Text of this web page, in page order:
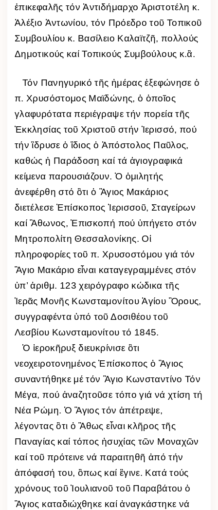
ἐπικεφαλῆς τόν Ἀντιδήμαρχο Ἀριστοτέλη κ.
Ἀλέξιο Ἀντωνίου, τόν Πρόεδρο τοῦ Τοπικοῦ
Συμβουλίου κ. Βασίλειο Καλαϊτζῆ, πολλούς
Δημοτικούς καί Τοπικούς Συμβούλους κ.ἂ.
Τόν Πανηγυρικό τῆς ἡμέρας ἐξεφώνησε ὁ
π. Χρυσόστομος Μαϊδώνης, ὁ ὁποῖος
γλαφυρότατα περιέγραψε τήν πορεία τῆς
Ἐκκλησίας τοῦ Χριστοῦ στήν Ἱερισσό, πού
τήν ἳδρυσε ὁ ἲδιος ὁ Ἀπόστολος Παῦλος,
καθώς ἡ Παράδοση καί τά ἁγιογραφικά
κείμενα παρουσιάζουν. Ὁ ὁμιλητής
ἀνεφέρθη στό ὃτι ὁ Ἃγιος Μακάριος
διετέλεσε Ἐπίσκοπος Ἱερισσοῦ, Σταγείρων
καί Ἂθωνος, Ἐπισκοπή πού ὑπήγετο στόν
Μητροπολίτη Θεσσαλονίκης. Οἱ
πληροφορίες τοῦ π. Χρυσοστόμου γιά τόν
Ἃγιο Μακάριο εἶναι καταγεγραμμένες στόν
ὑπ’ ἀριθμ. 123 χειρόγραφο κώδικα τῆς
Ἱερᾶς Μονῆς Κωνσταμονίτου Ἁγίου Ὂρους,
συγγραφέντα ὑπό τοῦ Δοσιθέου τοῦ
Λεσβίου Κωνσταμονίτου τό 1845.
Ὁ ἱεροκῆρυξ διευκρίνισε ὃτι
νεοχειροτονημένος Ἐπίσκοπος ὁ Ἃγιος
συναντήθηκε μέ τόν Ἃγιο Κωνσταντίνο Τόν
Μέγα, πού ἀναζητοῦσε τόπο γιά νά χτίση τή
Νέα Ρώμη. Ὁ Ἃγιος τόν ἀπέτρεψε,
λέγοντας ὃτι ὀ Ἂθως εἶναι κλῆρος τῆς
Παναγίας καί τόπος ἡσυχίας τῶν Μοναχῶν
καί τοῦ πρότεινε νά παραιτηθῆ ἀπό τήν
ἀπόφασή του, ὃπως καί ἒγινε. Κατά τούς
χρόνους τοῦ Ἰουλιανοῦ τοῦ Παραβάτου ὁ
Ἃγιος καταδιώχθηκε καί ἀναγκάστηκε νά